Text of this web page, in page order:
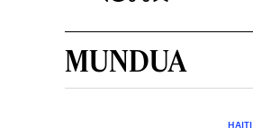
MUNDUA
HAITI